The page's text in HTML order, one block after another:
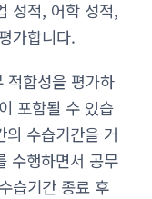
성적, 어학 성적,
가합니다.
적합성을 평가하
포함될 수 있습
수습기간을 거
수행하면서 공무
습기간 종료 후